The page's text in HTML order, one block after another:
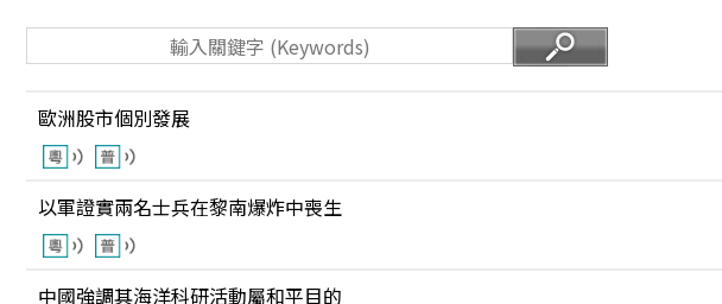
歐洲股市個別發展
以軍證實兩名士兵在黎南爆炸中喪生
中國強調其海洋科研活動屬和平目的